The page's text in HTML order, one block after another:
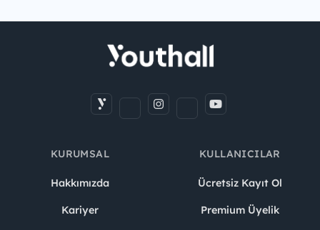
KURUMSAL
Hakkımızda
Kariyer
KULLANICILAR
Ücretsiz Kayıt Ol
Premium Üyelik